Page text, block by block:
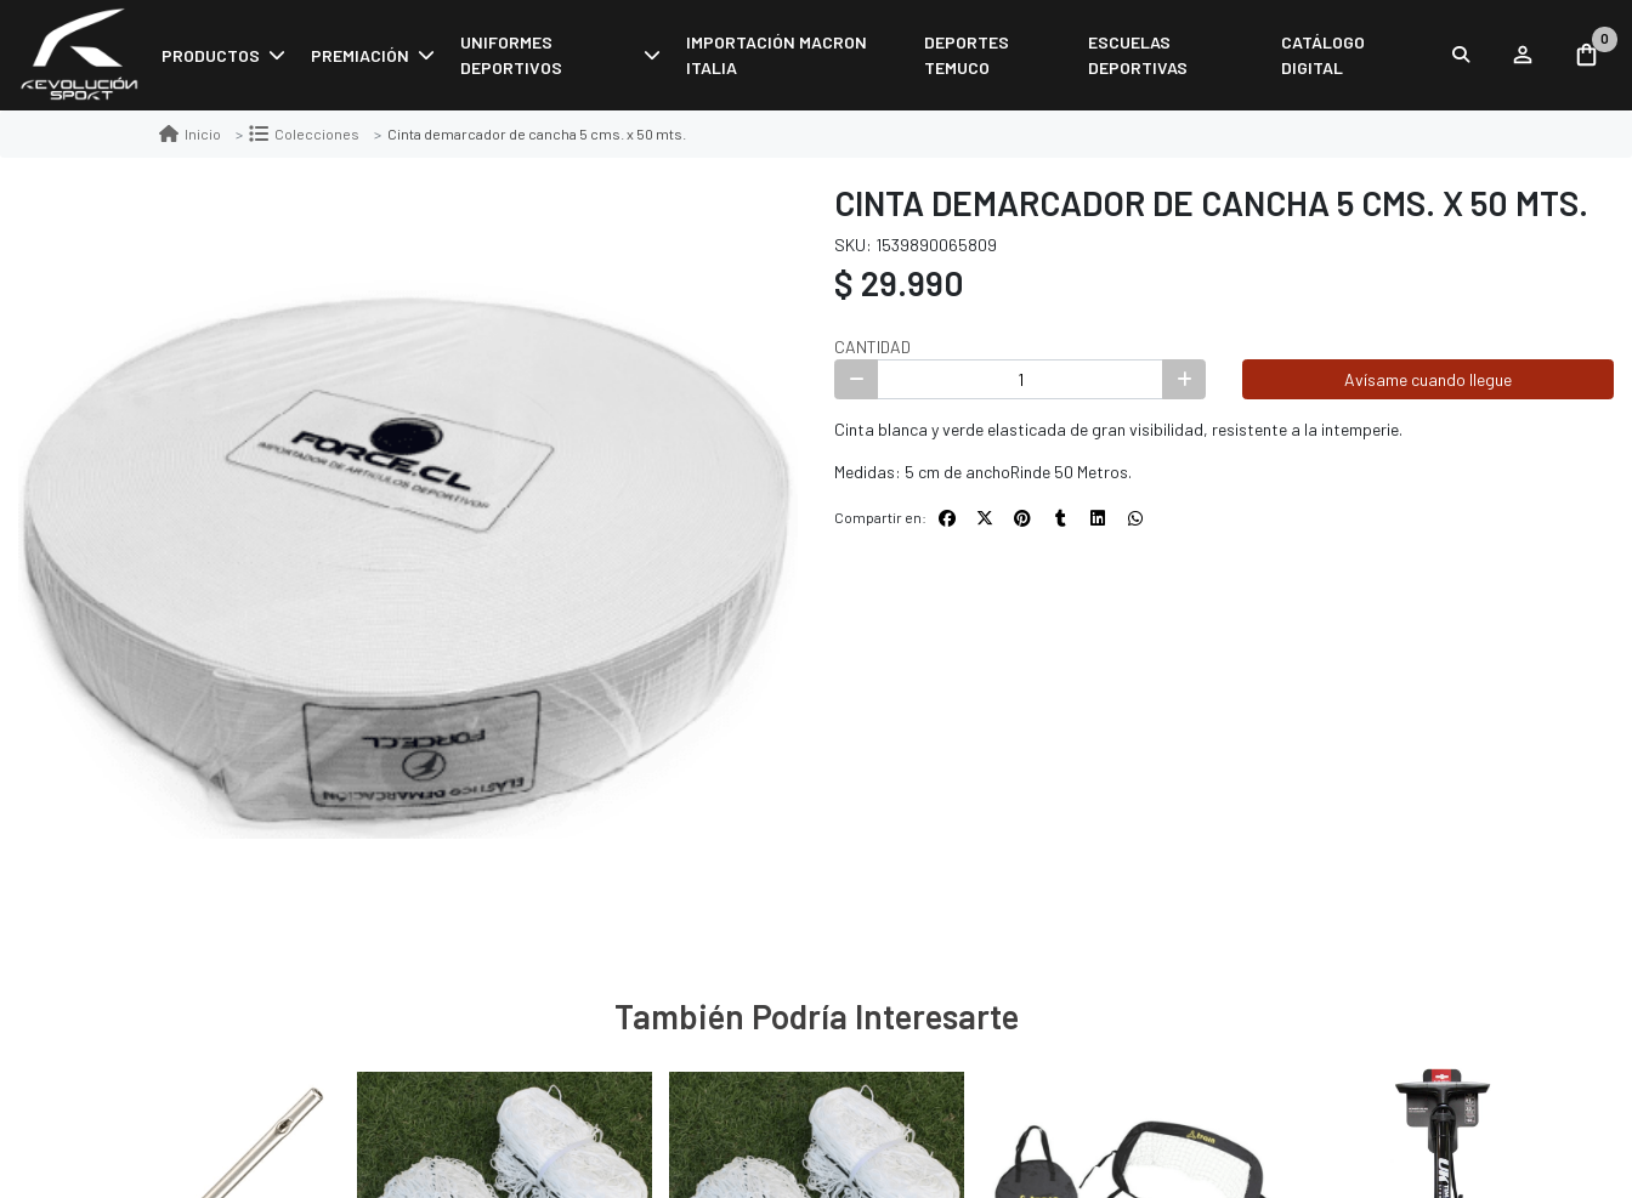
PRODUCTOS PREMIACIÓN
UNIFORMES
DEPORTIVOS
IMPORTACIÓN MACRON
ITALIA
DEPORTES
TEMUCO
ESCUELAS
DEPORTIVAS
CATÁLOGO
DIGITAL
0
Inicio Colecciones Cinta demarcador de cancha 5 cms. x 50 mts.
CINTA DEMARCADOR DE CANCHA 5 CMS. X 50 MTS.
SKU: 1539890065809
$ 29.990
CANTIDAD
Avísame cuando llegue
Cinta blanca y verde elasticada de gran visibilidad, resistente a la intemperie.
Medidas: 5 cm de anchoRinde 50 Metros.
Compartir en:
También Podría Interesarte